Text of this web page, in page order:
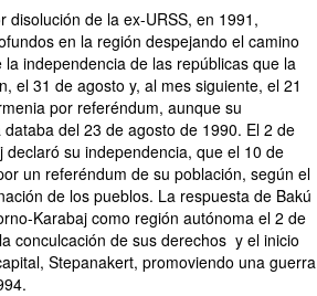
disolución de la ex-URSS, en 1991,
en la región despejando el camino
independencia de las repúblicas que la
el 31 de agosto y, al mes siguiente, el 21
por referéndum, aunque su
del 23 de agosto de 1990. El 2 de
declaró su independencia, que el 10 de
un referéndum de su población, según el
de los pueblos. La respuesta de Bakú
Karabaj como región autónoma el 2 de
conculcación de sus derechos y el inicio
Stepanakert, promoviendo una guerra